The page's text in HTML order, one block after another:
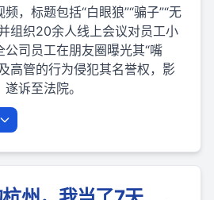
，标题包括“白眼狼”“骗子”“无
组织20余人线上会议对员工小
司员工在朋友圈曝光其“嘴
高管的行为侵犯其名誉权，影
诉至法院。